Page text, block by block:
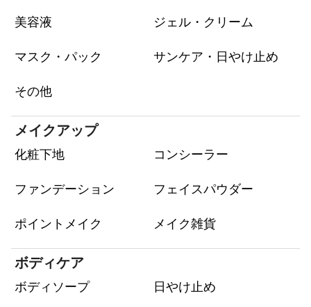
美容液 ジェル・クリーム
マスク・パック サンケア・日やけ止め
その他
メイクアップ
化粧下地 コンシーラー
ファンデーション フェイスパウダー
ポイントメイク メイク雑貨
ボディケア
ボディソープ 日やけ止め